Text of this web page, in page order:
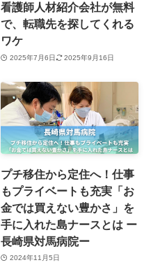
看護師人材紹介会社が無料
で、転職先を探してくれる
ワケ
2025年7月6日 2025年9月16日
プチ移住から定住へ！仕事
もプライベートも充実「お
金では買えない豊かさ」を
手に入れた島ナースとは ー
長崎県対馬病院ー
2024年11月5日